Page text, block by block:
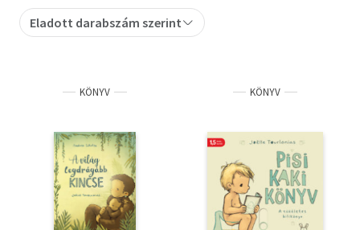
Szakkönyv
Tankönyv, segédkönyv
Társadalomtudomány
Természettudomány
Történelem
Eladott darabszám szerint
KÖNYV KÖNYV